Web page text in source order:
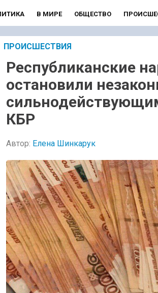
В МИРЕ ОБЩЕСТВО
ПРОИСШЕСТВИЯ
Республиканские
остановили
КБР
Автор: Елена Шинкарук